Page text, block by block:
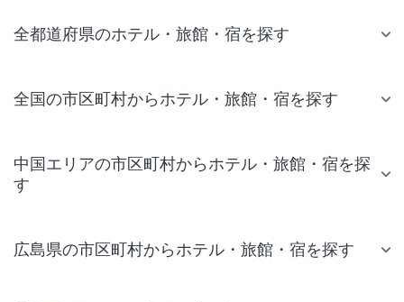
全都道府県のホテル・旅館・宿を探す
全国の市区町村からホテル・旅館・宿を探す
中国エリアの市区町村からホテル・旅館・宿を探
す
広島県の市区町村からホテル・旅館・宿を探す